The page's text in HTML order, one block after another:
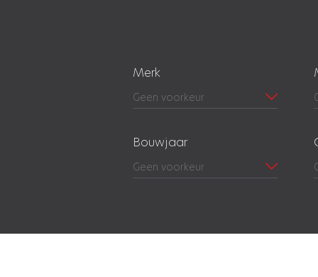
Merk
Bouwjaar